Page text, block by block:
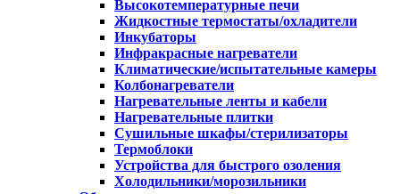
Высокотемпературные печи
Жидкостные термостаты/охладители
Инкубаторы
Инфракрасные нагреватели
Климатические/испытательные камеры
Колбонагреватели
Нагревательные ленты и кабели
Нагревательные плитки
Сушильные шкафы/стерилизаторы
Термоблоки
Устройства для быстрого озоления
Холодильники/морозильники